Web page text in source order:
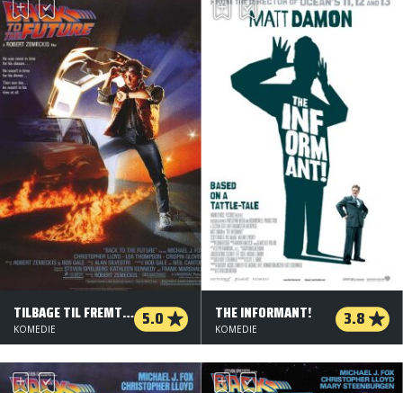
TILBAGE TIL FREMTIDEN 5.0
KOMEDIE
THE INFORMANT! 3.8
KOMEDIE